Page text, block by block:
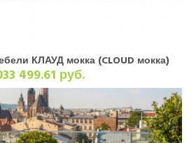
КЛАУД мокка (CLOUD мокка)
499.61 руб.